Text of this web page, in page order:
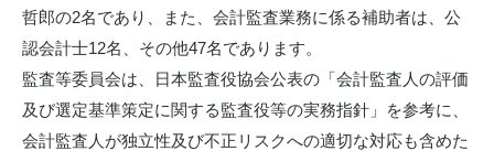
哲郎の2名であり、また、会計監査業務に係る補助者は、公
認会計士12名、その他47名であります。
監査等委員会は、日本監査役協会公表の「会計監査人の評価
及び選定基準策定に関する監査役等の実務指針」を参考に、
会計監査人が独立性及び不正リスクへの適切な対応も含めた